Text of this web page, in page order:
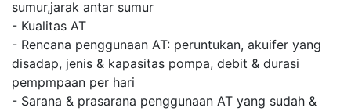
sumur,jarak antar sumur
- Kualitas AT
- Rencana penggunaan AT: peruntukan, akuifer yang
disadap, jenis & kapasitas pompa, debit & durasi
pempmpaan per hari
- Sarana & prasarana penggunaan AT yang sudah &